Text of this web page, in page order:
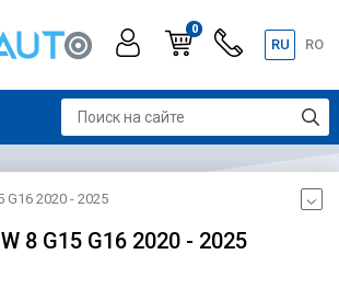
0
RU RO
G16 2020 - 2025
8 G15 G16 2020 - 2025